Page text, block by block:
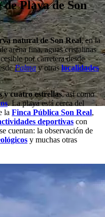
Playa de Son
natural de Son Real, en la
arena fina, aguas cristalinas
por carretera desde
Palma y otras localidades
y cuatro estrellas, así como
. La playa está cerca del
la Finca Pública Son Real,
deportivas con
cuentan: la observación de
y muchas otras